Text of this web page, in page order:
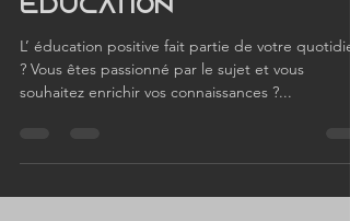
Innovation en
Education
L’ éducation positive fait partie de votre